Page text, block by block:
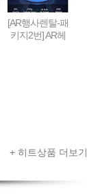
[AR행사렌탈-패
키지2번] AR헤
+ 히트상품 더보기